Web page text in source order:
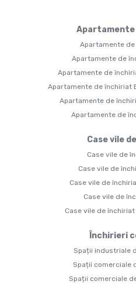
Apartamente
Apartamente de
Apartamente de
Apartamente de închiriat
Apartamente de
Apartamente de
Case vile
Case vile de
Case vile de
Case vile de
Case vile de
Case vile de
Închirieri
Spații industriale
Spații comerciale
Spații comerciale